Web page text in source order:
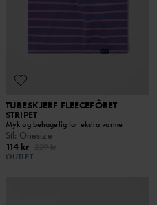
TUBESKJERF FLEECEFÔRET
STRIPET
Myk og behagelig for ekstra varme
Stl: Onesize
114 kr
OUTLET